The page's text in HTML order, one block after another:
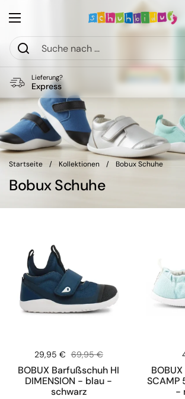
Menü öffnen
Lieferung?
Express
Startseite / Kollektionen / Bobux Schuhe
Bobux Schuhe
Sale-Preis:
29,95 € Regulärer Preis:
69,95 €
BOBUX Barfußschuh HI
DIMENSION - blau -
schwarz
SCAMP
-